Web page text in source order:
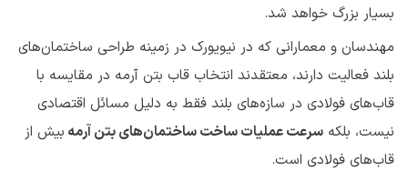
بسیار بزرگ خواهد شد.
مهندسان و معمارانی که در نیویورک در زمینه طراحی ساختمان‌های
بلند فعالیت دارند، معتقدند انتخاب قاب بتن آرمه در مقایسه با
قاب‌های فولادی در سازه‌های بلند فقط به دلیل مسائل اقتصادی
نیست، بلکه سرعت عملیات ساخت ساختمان‌های بتن آرمه بیش از
قاب‌های فولادی است.